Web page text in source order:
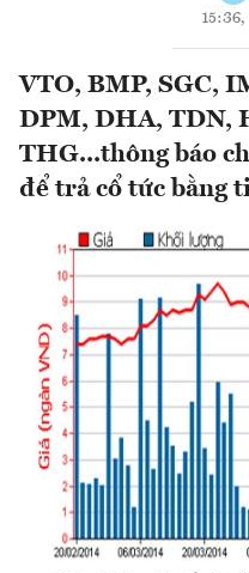
VTO, BMP, SGC,
DPM, DHA, TDN,
THG...thông báo
để trả cổ tức bằng